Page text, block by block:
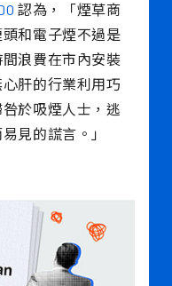
認為，「煙草商
和電子煙不過是
浪費在市內安裝
肝的行業利用巧
於吸煙人士，逃
見的謊言。」